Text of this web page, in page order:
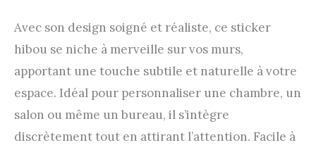
Avec son design soigné et réaliste, ce sticker
hibou se niche à merveille sur vos murs,
apportant une touche subtile et naturelle à votre
espace. Idéal pour personnaliser une chambre, un
salon ou même un bureau, il s’intègre
discrètement tout en attirant l’attention. Facile à